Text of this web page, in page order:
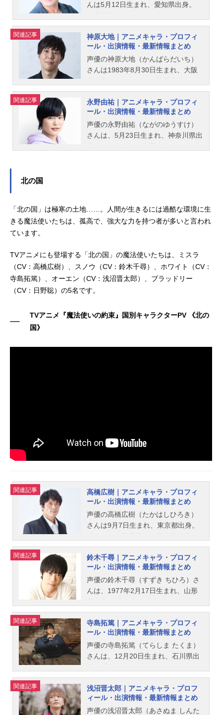
らでは、田丸篤志さんのオススメ記
んは5月12日生まれ、愛知県出身。
雲雀恭弥役をはじめ、『アイドリッ
シュセブン』の御堂虎於役など、人
気作品のキャラクターを多く演じて
います。こちらでは、近藤隆さんの
オススメ記事をご紹介！
関連記事
神原大地｜アニメキャラ・プロフィ
ール・出演情報・最新情報まとめ
声優の神原大地（かんばらだいち）
さんは1983年8月30日生まれ、大阪
のオススメ記事をご紹介！
関連記事
永野由祐｜アニメキャラ・プロフィ
ール・出演情報・最新情報まとめ
声優の永野由祐（ながのゆうすけ）
さんは、5月23日生まれ、神奈川県出
北の国
「北の国」は極寒の土地……。人間が生きるには過酷な環境に生
きる魔法使いたちは、孤高で、強大な力を持つ者が多いと言われ
ています。
TVアニメにも登場する「北の国」の魔法使いたちは、ミスラ
（CV：高橋広樹）、スノウ（CV：鈴木千尋）、ホワイト（CV：
寺島拓篤）、オーエン（CV：浅沼晋太郎）、ブラッドリー
（CV：日野聡）の5名です。
TVアニメ『魔法使いの約束』国別キャラクターPV 《北の
国》
関連記事
高橋広樹｜アニメキャラ・プロフィ
ール・出演情報・最新情報まとめ
声優の高橋広樹（たかはしひろき）
さんは9月7日生まれ、東京都出身。
はじめ、『ヘタリア』の日本役な
ど、人気作品のキャラクターを多く
演じています。こちらでは、高橋広
樹さんのオススメ記事をご紹介！
関連記事
鈴木千尋｜アニメキャラ・プロフィ
ール・出演情報・最新情報まとめ
声優の鈴木千尋（すずき ちひろ）さ
んは、1977年2月17日生まれ、山形
ス』のルーク、アッシュ役をはじ
め、『彼氏彼女の事情』の有馬総一
郎役など、人気作品のキャラクター
を演じています。こちらでは、鈴木
千尋さんのオススメ記事をご紹介！
関連記事
寺島拓篤｜アニメキャラ・プロフィ
ール・出演情報・最新情報まとめ
声優の寺島拓篤（てらしま たくま）
さんは、12月20日生まれ、石川県出
一十木音也役をはじめ、『EDENS Z
ERO』シキ・グランベル役など、人
気作品のキャラクターを多く演じて
います。こちらでは、寺島拓篤さん
関連記事
浅沼晋太郎｜アニメキャラ・プロフ
ィール・出演情報・最新情報まとめ
声優の浅沼晋太郎（あさぬま しんた